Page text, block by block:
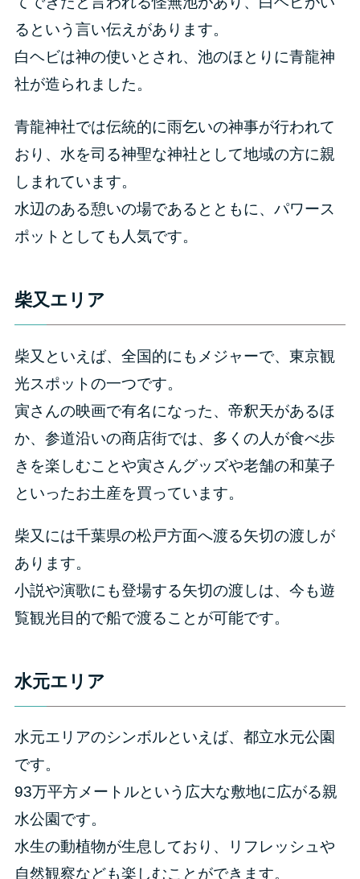
るという言い伝えがあります。
白ヘビは神の使いとされ、池のほとりに青龍神
社が造られました。
青龍神社では伝統的に雨乞いの神事が行われて
おり、水を司る神聖な神社として地域の方に親
しまれています。
水辺のある憩いの場であるとともに、パワース
ポットとしても人気です。
柴又エリア
柴又といえば、全国的にもメジャーで、東京観
光スポットの一つです。
寅さんの映画で有名になった、帝釈天があるほ
か、参道沿いの商店街では、多くの人が食べ歩
きを楽しむことや寅さんグッズや老舗の和菓子
といったお土産を買っています。
柴又には千葉県の松戸方面へ渡る矢切の渡しが
あります。
小説や演歌にも登場する矢切の渡しは、今も遊
覧観光目的で船で渡ることが可能です。
水元エリア
水元エリアのシンボルといえば、都立水元公園
です。
93万平方メートルという広大な敷地に広がる親
水公園です。
水生の動植物が生息しており、リフレッシュや
自然観察なども楽しむことができます。